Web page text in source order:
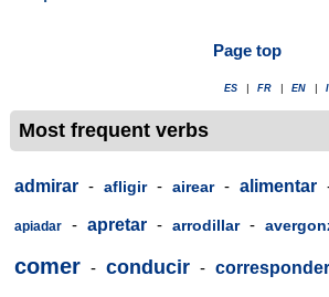
Page top
ES FR EN
Most frequent verbs
admirar - afligir - airear - alimentar
apiadar - apretar - arrodillar -
comer - conducir - corresponder